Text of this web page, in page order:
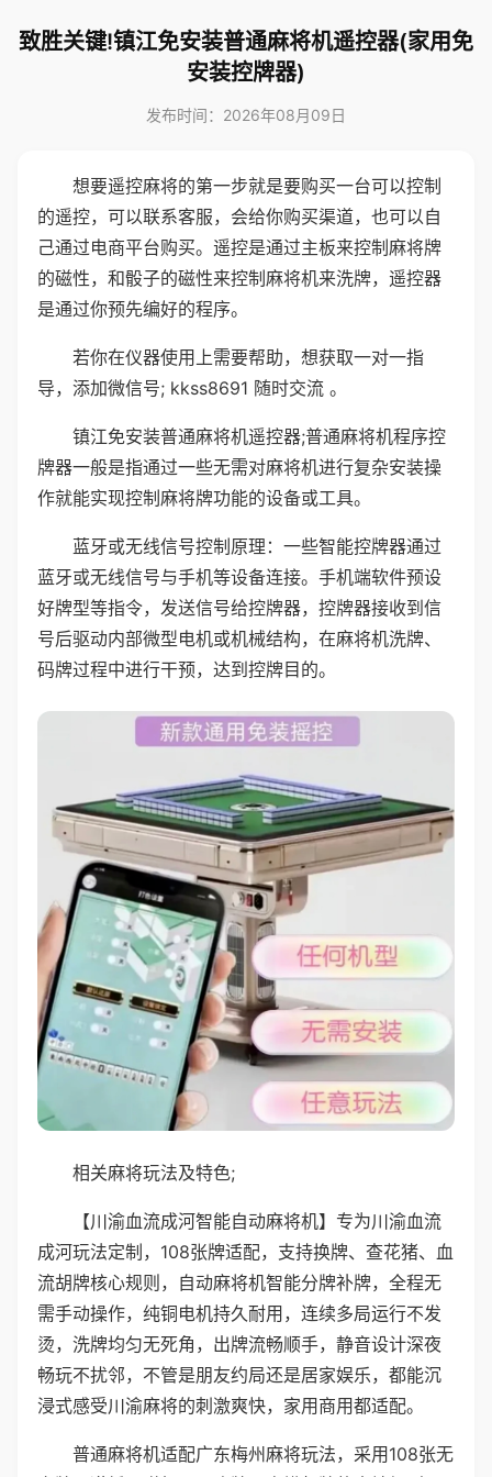
致胜关键!镇江免安装普通麻将机遥控器(家用免
安装控牌器)
发布时间：2026年08月09日
想要遥控麻将的第一步就是要购买一台可以控制
的遥控，可以联系客服，会给你购买渠道，也可以自
己通过电商平台购买。遥控是通过主板来控制麻将牌
的磁性，和骰子的磁性来控制麻将机来洗牌，遥控器
是通过你预先编好的程序。
若你在仪器使用上需要帮助，想获取一对一指
导，添加微信号; kkss8691 随时交流 。
镇江免安装普通麻将机遥控器;普通麻将机程序控
牌器一般是指通过一些无需对麻将机进行复杂安装操
作就能实现控制麻将牌功能的设备或工具。
蓝牙或无线信号控制原理：一些智能控牌器通过
蓝牙或无线信号与手机等设备连接。手机端软件预设
好牌型等指令，发送信号给控牌器，控牌器接收到信
号后驱动内部微型电机或机械结构，在麻将机洗牌、
码牌过程中进行干预，达到控牌目的。
相关麻将玩法及特色;
【川渝血流成河智能自动麻将机】专为川渝血流
成河玩法定制，108张牌适配，支持换牌、查花猪、血
流胡牌核心规则，自动麻将机智能分牌补牌，全程无
需手动操作，纯铜电机持久耐用，连续多局运行不发
烫，洗牌均匀无死角，出牌流畅顺手，静音设计深夜
畅玩不扰邻，不管是朋友约局还是居家娱乐，都能沉
浸式感受川渝麻将的刺激爽快，家用商用都适配。
普通麻将机适配广东梅州麻将玩法，采用108张无